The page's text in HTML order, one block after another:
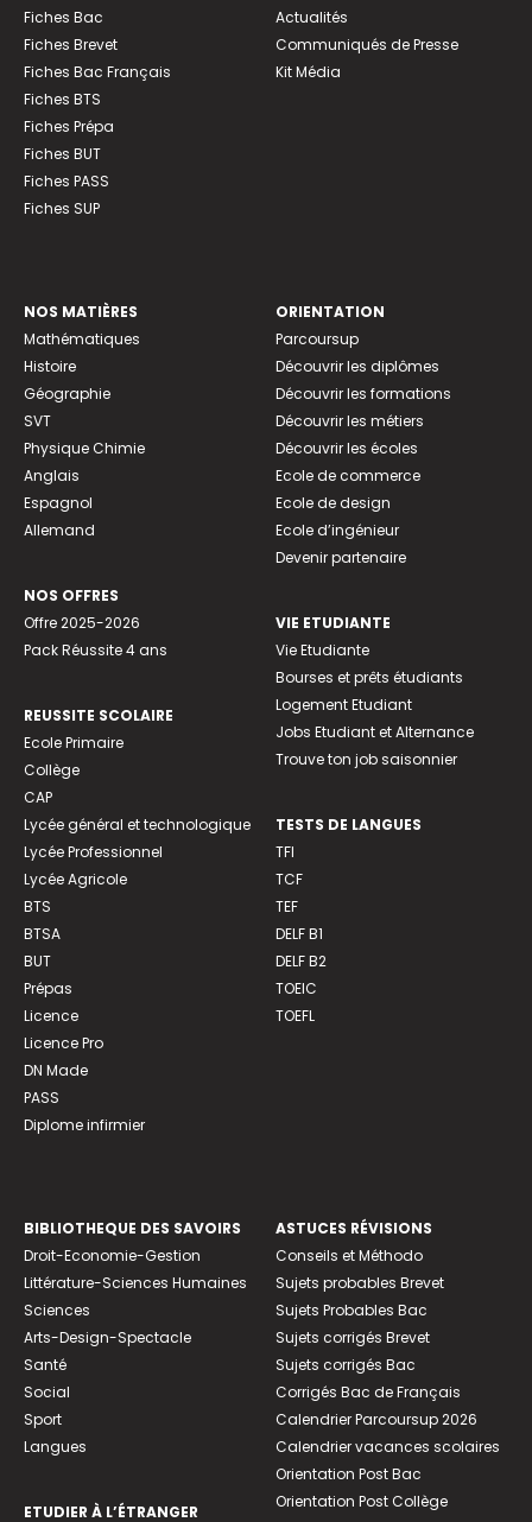
Fiches Bac
Fiches Brevet
Fiches Bac Français
Fiches BTS
Fiches Prépa
Fiches BUT
Fiches PASS
Fiches SUP
Actualités
Communiqués de Presse
Kit Média
NOS MATIÈRES
Mathématiques
Histoire
Géographie
SVT
Physique Chimie
Anglais
Espagnol
Allemand
NOS OFFRES
Offre 2025-2026
Pack Réussite 4 ans
REUSSITE SCOLAIRE
Ecole Primaire
Collège
CAP
Lycée général et technologique
Lycée Professionnel
Lycée Agricole
BTS
BTSA
BUT
Prépas
Licence
Licence Pro
DN Made
PASS
Diplome infirmier
ORIENTATION
Parcoursup
Découvrir les diplômes
Découvrir les formations
Découvrir les métiers
Découvrir les écoles
Ecole de commerce
Ecole de design
Ecole d’ingénieur
Devenir partenaire
VIE ETUDIANTE
Vie Etudiante
Bourses et prêts étudiants
Logement Etudiant
Jobs Etudiant et Alternance
Trouve ton job saisonnier
TESTS DE LANGUES
TFI
TCF
TEF
DELF B1
DELF B2
TOEIC
TOEFL
BIBLIOTHEQUE DES SAVOIRS
Droit-Economie-Gestion
Littérature-Sciences Humaines
Sciences
Arts-Design-Spectacle
Santé
Social
Sport
Langues
ETUDIER À L’ÉTRANGER
ASTUCES RÉVISIONS
Conseils et Méthodo
Sujets probables Brevet
Sujets Probables Bac
Sujets corrigés Brevet
Sujets corrigés Bac
Corrigés Bac de Français
Calendrier Parcoursup 2026
Calendrier vacances scolaires
Orientation Post Bac
Orientation Post Collège